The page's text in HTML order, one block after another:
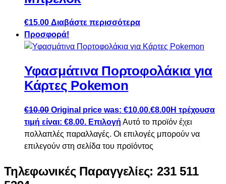
€15.00 Διαβάστε περισσότερα
Προσφορά!
Υφασμάτινα Πορτοφολάκια για
Κάρτες Pokemon
€10.00 Original price was: €10.00.€8.00Η τρέχουσα
τιμή είναι: €8.00. Επιλογή Αυτό το προϊόν έχει
πολλαπλές παραλλαγές. Οι επιλογές μπορούν να
επιλεγούν στη σελίδα του προϊόντος
Τηλεφωνικές Παραγγελίες: 231 511